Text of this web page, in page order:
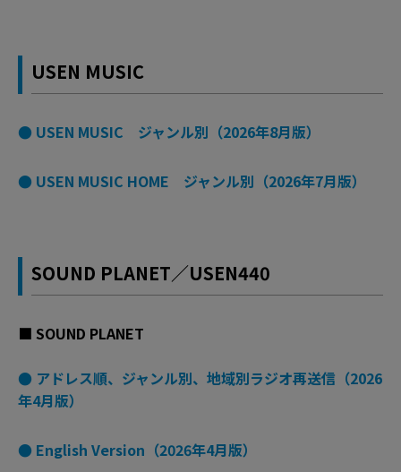
USEN MUSIC
● USEN MUSIC ジャンル別（2026年8月版）
● USEN MUSIC HOME ジャンル別（2026年7月版）
SOUND PLANET／USEN440
■ SOUND PLANET
● アドレス順、ジャンル別、地域別ラジオ再送信（2026
年4月版）
● English Version（2026年4月版）